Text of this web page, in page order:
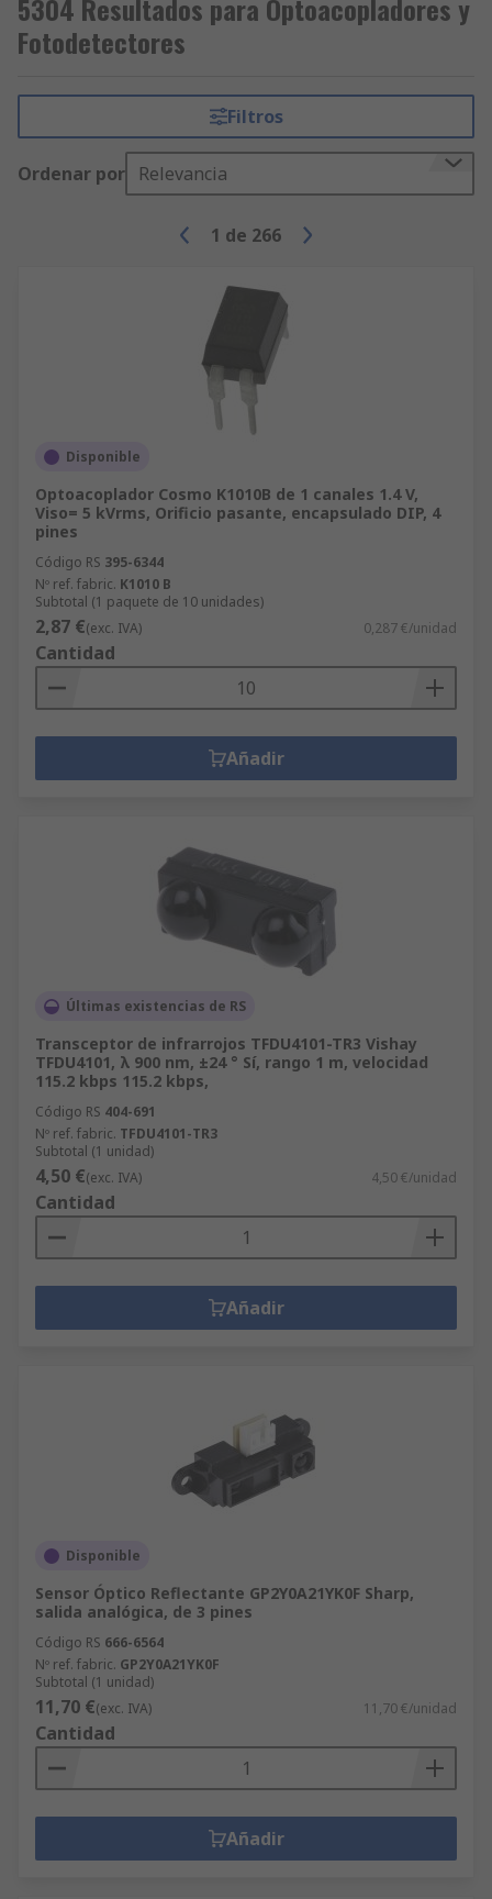
5304 Resultados para Optoacopladores y
Fotodetectores
Filtros
Ordenar por Relevancia
1 de 266
Disponible
Optoacoplador Cosmo K1010B de 1 canales 1.4 V,
Viso= 5 kVrms, Orificio pasante, encapsulado DIP, 4
pines
Código RS 395-6344
Nº ref. fabric. K1010 B
Subtotal (1 paquete de 10 unidades)
2,87 €(exc. IVA) 0,287 €/unidad
Cantidad
Añadir
Últimas existencias de RS
Transceptor de infrarrojos TFDU4101-TR3 Vishay
TFDU4101, λ 900 nm, ±24 ° Sí, rango 1 m, velocidad
115.2 kbps 115.2 kbps,
Código RS 404-691
Nº ref. fabric. TFDU4101-TR3
Subtotal (1 unidad)
4,50 €(exc. IVA) 4,50 €/unidad
Cantidad
Añadir
Disponible
Sensor Óptico Reflectante GP2Y0A21YK0F Sharp,
salida analógica, de 3 pines
Código RS 666-6564
Nº ref. fabric. GP2Y0A21YK0F
Subtotal (1 unidad)
11,70 €(exc. IVA) 11,70 €/unidad
Cantidad
Añadir